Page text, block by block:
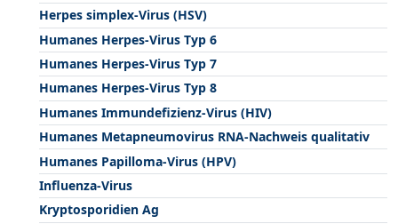
Herpes simplex-Virus (HSV)
Humanes Herpes-Virus Typ 6
Humanes Herpes-Virus Typ 7
Humanes Herpes-Virus Typ 8
Humanes Immundefizienz-Virus (HIV)
Humanes Metapneumovirus RNA-Nachweis qualitativ
Humanes Papilloma-Virus (HPV)
Influenza-Virus
Kryptosporidien Ag